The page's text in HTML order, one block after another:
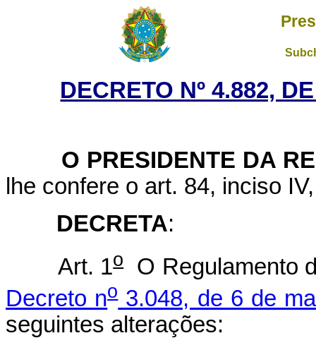
DECRETO Nº 4.882,
O PRESIDENTE DA
lhe confere o art. 84, inciso
DECRETA:
Art. 1oO Regulamento
Decreto no3.048, de 6 de
seguintes alterações: